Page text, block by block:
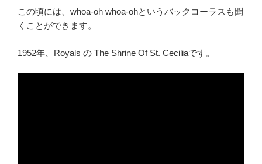
この頃には、whoa-oh whoa-ohというバックコーラスも聞
くことができます。
1952年、Royals の The Shrine Of St. Ceciliaです。